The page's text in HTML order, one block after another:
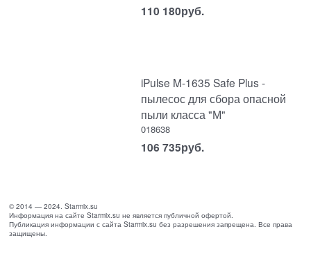
110 180руб.
iPulse M-1635 Safe Plus -
пылесос для сбора опасной
пыли класса "М"
018638
106 735руб.
© 2014 — 2024. Starmix.su
Информация на сайте Starmix.su не является публичной офертой.
Публикация информации с сайта Starmix.su без разрешения запрещена. Все права
защищены.